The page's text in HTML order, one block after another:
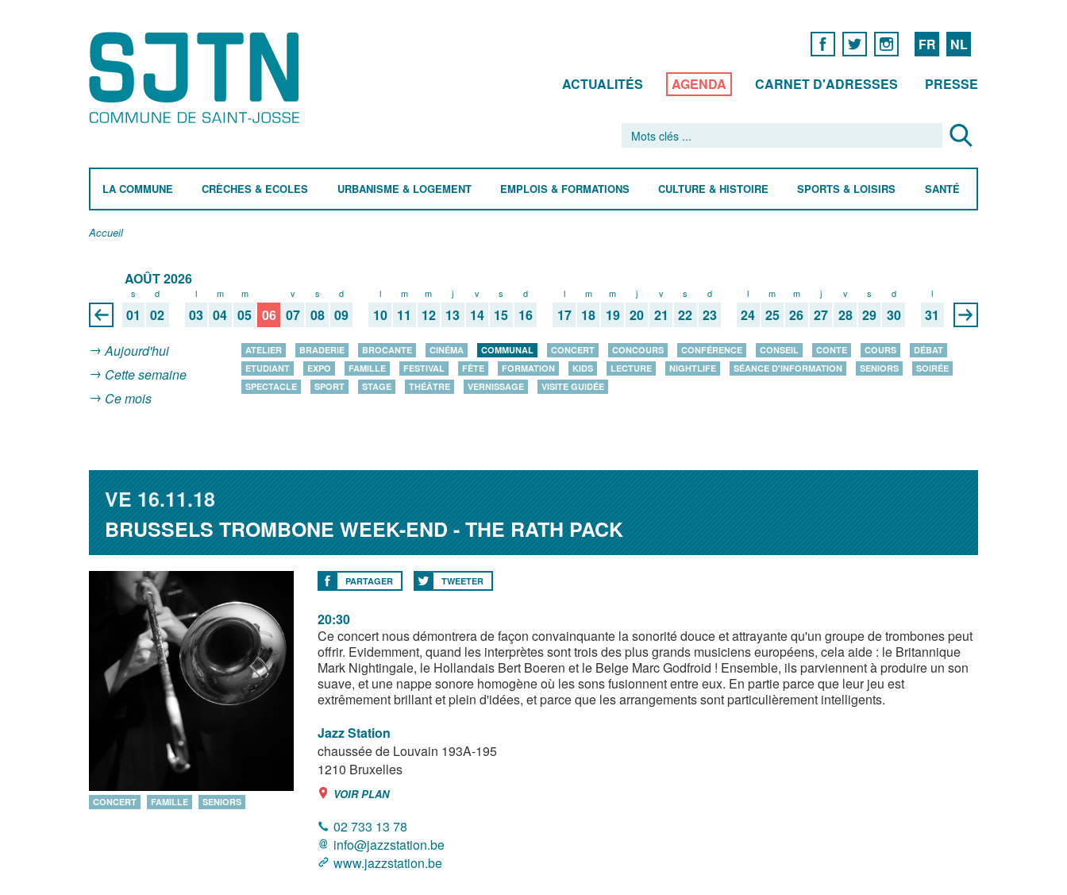
FR NL
ACTUALITÉS AGENDA CARNET D'ADRESSES PRESSE
LA COMMUNE CRÈCHES & ECOLES URBANISME & LOGEMENT EMPLOIS & FORMATIONS CULTURE & HISTOIRE SPORTS & LOISIRS SANTÉ
Accueil
AOÛT 2026
s
01
d
02
l
03
m
04
m
05 06
v
07
s
08
d
09
l
10
m
11
m
12
j
13
v
14
s
15
d
16
l
17
m
18
m
19
j
20
v
21
s
22
d
23
l
24
m
25
m
26
j
27
v
28
s
29
d
30
l
31
Aujourd'hui
Cette semaine
Ce mois
ATELIER BRADERIE BROCANTE CINÉMA COMMUNAL CONCERT CONCOURS CONFÉRENCE CONSEIL CONTE COURS
DÉBAT
ETUDIANT
EXPO FAMILLE FESTIVAL FÊTE FORMATION KIDS LECTURE NIGHTLIFE SÉANCE D'INFORMATION SENIORS
SOIRÉE
SPECTACLE
SPORT STAGE THÉÂTRE VERNISSAGE VISITE GUIDÉE
VE16.11.18
BRUSSELS TROMBONE WEEK-END - THE RATH PACK
CONCERT FAMILLE SENIORS
PARTAGER TWEETER
20:30
Ce concert nous démontrera de façon convainquante la sonorité douce et attrayante qu'un groupe de trombones peut
offrir. Evidemment, quand les interprètes sont trois des plus grands musiciens européens, cela aide : le Britannique
Mark Nightingale, le Hollandais Bert Boeren et le Belge Marc Godfroid ! Ensemble, ils parviennent à produire un son
suave, et une nappe sonore homogène où les sons fusionnent entre eux. En partie parce que leur jeu est
extrêmement brillant et plein d'idées, et parce que les arrangements sont particulièrement intelligents.
Jazz Station
chaussée de Louvain 193A-195
1210 Bruxelles
VOIR PLAN
02 733 13 78
info@jazzstation.be
www.jazzstation.be